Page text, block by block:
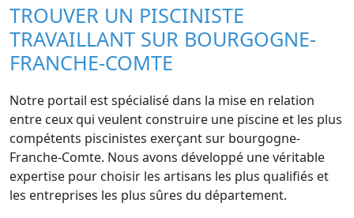
TROUVER UN PISCINISTE
TRAVAILLANT SUR BOURGOGNE-
FRANCHE-COMTE
Notre portail est spécialisé dans la mise en relation
entre ceux qui veulent construire une piscine et les plus
compétents piscinistes exerçant sur bourgogne-
Franche-Comte. Nous avons développé une véritable
expertise pour choisir les artisans les plus qualifiés et
les entreprises les plus sûres du département.